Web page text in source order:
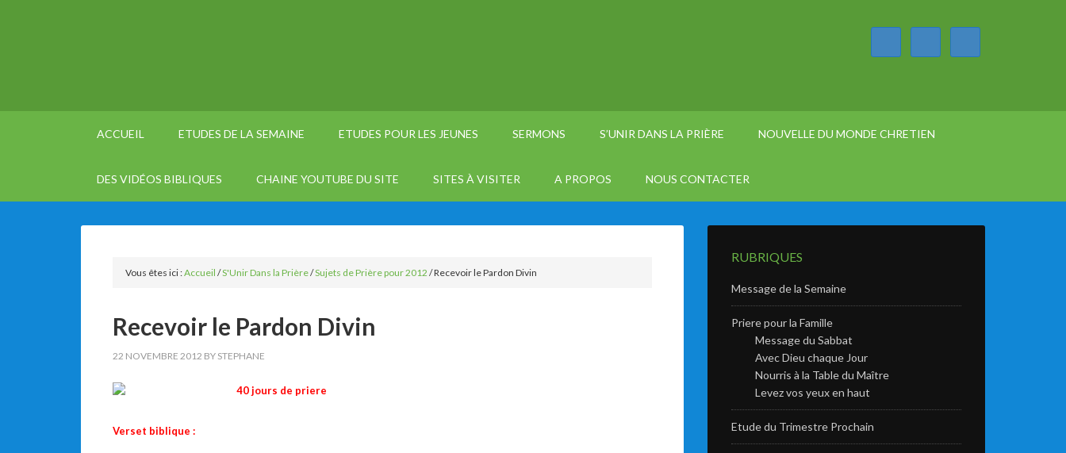
ACCUEIL ETUDES DE LA SEMAINE ETUDES POUR LES JEUNES SERMONS S’UNIR DANS LA PRIÈRE NOUVELLE DU MONDE CHRETIEN
DES VIDÉOS BIBLIQUES CHAINE YOUTUBE DU SITE SITES À VISITER A PROPOS NOUS CONTACTER
Vous êtes ici :Accueil /S'Unir Dans la Prière/Sujets de Prière pour 2012 /Recevoir le Pardon Divin
Recevoir le Pardon Divin
22 NOVEMBRE 2012 BY STEPHANE
Verset biblique :
RUBRIQUES
Message de la Semaine
Priere pour la Famille
Message du Sabbat
Avec Dieu chaque Jour
Nourris à la Table du Maître
Levez vos yeux en haut
Etude du Trimestre Prochain